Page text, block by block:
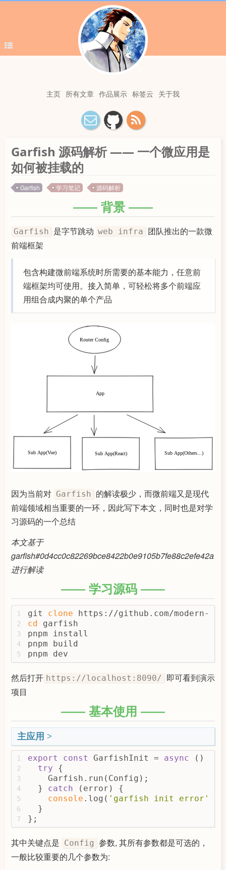
主页 所有文章 作品展示 标签云 关于我
Garfish 源码解析 —— 一个微应用是
如何被挂载的
Garfish 学习笔记 源码解析
背景
Garfish 是字节跳动 web infra 团队推出的一款微
前端框架
包含构建微前端系统时所需要的基本能力，任意前
端框架均可使用。接入简单，可轻松将多个前端应
用组合成内聚的单个产品
因为当前对 Garfish 的解读极少，而微前端又是现代
前端领域相当重要的一环，因此写下本文，同时也是对学
习源码的一个总结
本文基于
garfish#0d4cc0c82269bce8422b0e9105b7fe88c2efe42a
进行解读
学习源码
1
2
3
4
5
git clone https://github.com/modern-
cd garfish
pnpm install
pnpm build
pnpm dev
然后打开 https://localhost:8090/ 即可看到演示
项目
基本使用
主应用
1
2
3
4
5
6
7
export const GarfishInit = async () =>
try {
    Garfish.run(Config);
  }
catch (error) {
console .log( 'garfish init error'
  }
};
其中关键点是 Config 参数, 其所有参数都是可选的，
一般比较重要的几个参数为: